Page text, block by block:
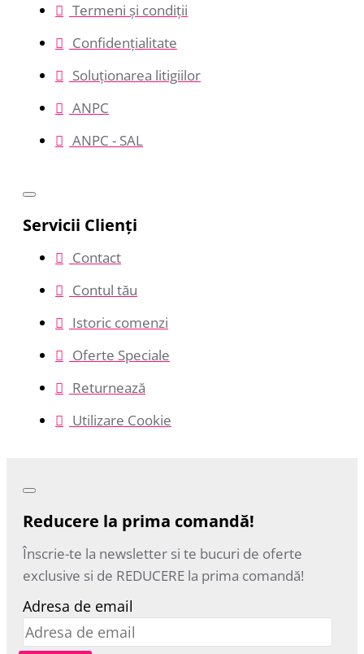
Termeni și condiții
Confidențialitate
Soluționarea litigiilor
ANPC
ANPC - SAL
Servicii Clienţi
Contact
Contul tău
Istoric comenzi
Oferte Speciale
Returnează
Utilizare Cookie
Reducere la prima comandă!
Înscrie-te la newsletter si te bucuri de oferte
exclusive si de REDUCERE la prima comandă!
Adresa de email